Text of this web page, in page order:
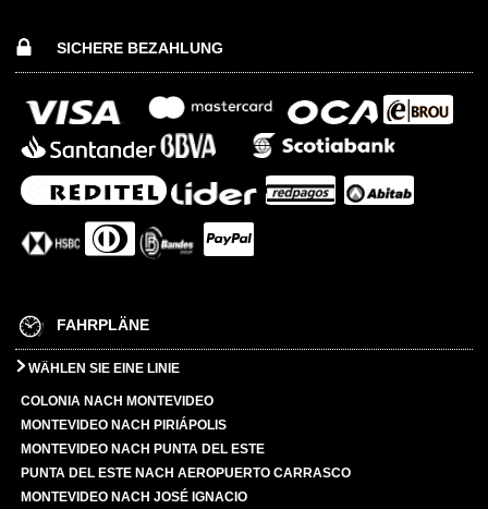
SICHERE BEZAHLUNG
FAHRPLÄNE
WÄHLEN SIE EINE LINIE
COLONIA NACH MONTEVIDEO
MONTEVIDEO NACH PIRIÁPOLIS
MONTEVIDEO NACH PUNTA DEL ESTE
PUNTA DEL ESTE NACH AEROPUERTO CARRASCO
MONTEVIDEO NACH JOSÉ IGNACIO